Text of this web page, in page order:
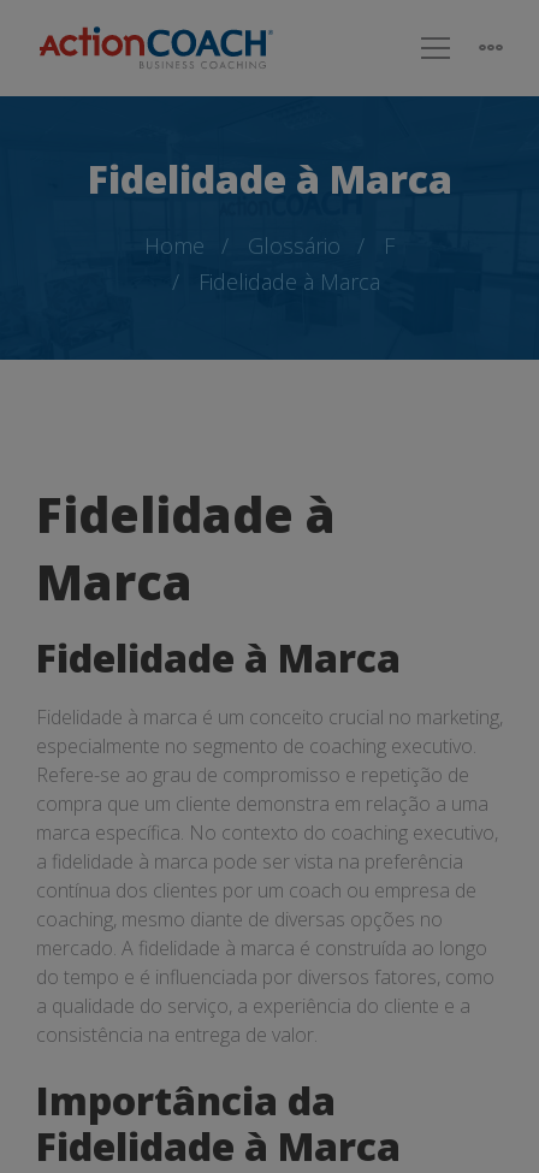
Fidelidade à Marca
Home Glossário
F
Fidelidade à Marca
Fidelidade
à
Marca
Fidelidade à
Marca
Fidelidade à Marca
Fidelidade à marca é um conceito crucial no marketing,
especialmente no segmento de coaching executivo.
Refere-se ao grau de compromisso e repetição de
compra que um cliente demonstra em relação a uma
marca específica. No contexto do coaching executivo,
a fidelidade à marca pode ser vista na preferência
contínua dos clientes por um coach ou empresa de
coaching, mesmo diante de diversas opções no
mercado. A fidelidade à marca é construída ao longo
do tempo e é influenciada por diversos fatores, como
a qualidade do serviço, a experiência do cliente e a
consistência na entrega de valor.
Importância da
Fidelidade à Marca